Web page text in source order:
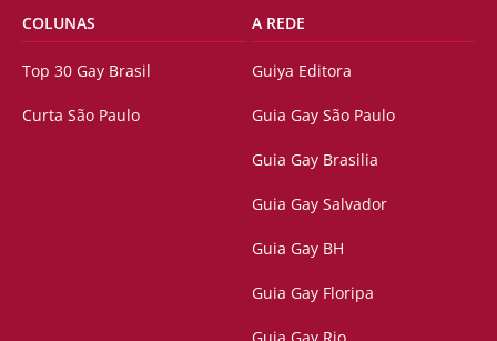
COLUNAS
Top 30 Gay Brasil
Curta São Paulo
A REDE
Guiya Editora
Guia Gay São Paulo
Guia Gay Brasilia
Guia Gay Salvador
Guia Gay BH
Guia Gay Floripa